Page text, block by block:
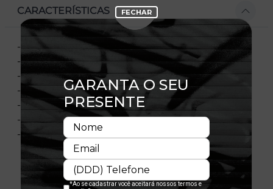
CARACTERÍSTICAS
- Modelo Ajustável
- Aba curva
- Painel frontal único e estruturado
- Flag bordada no lado esquerdo
- Importado
- Licença Oficial
- Composição:100% Algodão